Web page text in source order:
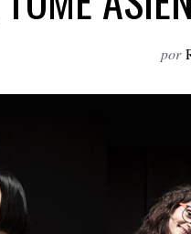
por